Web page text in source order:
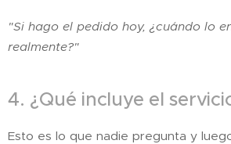
"Si hago el pedido hoy, ¿cuándo lo
realmente?"
4. ¿Qué incluye el
Esto es lo que nadie pregunta y